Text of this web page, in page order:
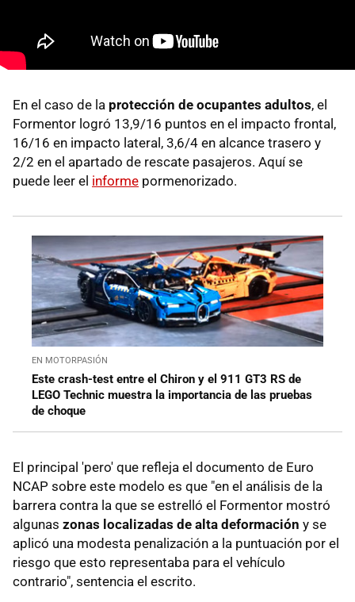
En el caso de la protección de ocupantes adultos, el
Formentor logró 13,9/16 puntos en el impacto frontal,
16/16 en impacto lateral, 3,6/4 en alcance trasero y
2/2 en el apartado de rescate pasajeros. Aquí se
puede leer el informe pormenorizado.
EN MOTORPASIÓN
Este crash-test entre el Chiron y el 911 GT3 RS de
LEGO Technic muestra la importancia de las pruebas
de choque
El principal 'pero' que refleja el documento de Euro
NCAP sobre este modelo es que "en el análisis de la
barrera contra la que se estrelló el Formentor mostró
algunas zonas localizadas de alta deformación y se
aplicó una modesta penalización a la puntuación por el
riesgo que esto representaba para el vehículo
contrario", sentencia el escrito.